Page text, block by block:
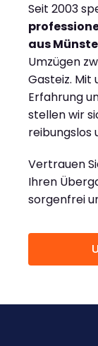
Seit 2003
aus
Umzügen
Gasteiz. Mit
Erfahrung
stellen wir
reibungslos
Vertrauen
Ihren
sorgenfrei